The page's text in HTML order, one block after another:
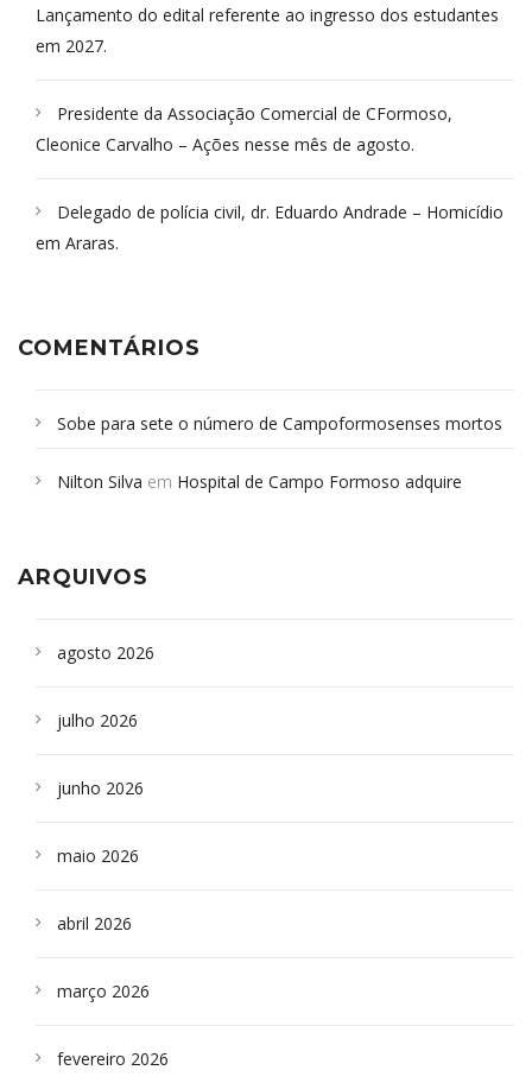
Lançamento do edital referente ao ingresso dos estudantes
em 2027.
Presidente da Associação Comercial de CFormoso,
Cleonice Carvalho – Ações nesse mês de agosto.
Delegado de polícia civil, dr. Eduardo Andrade – Homicídio
em Araras.
COMENTÁRIOS
Sobe para sete o número de Campoformosenses mortos
Campoformosenses que morreram em desabamentos são
Nilton Silva em Hospital de Campo Formoso adquire
ARQUIVOS
agosto 2026
julho 2026
junho 2026
maio 2026
abril 2026
março 2026
fevereiro 2026